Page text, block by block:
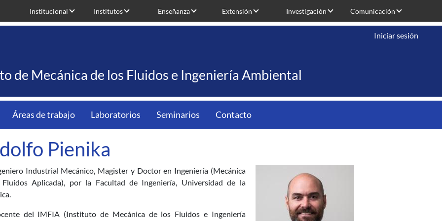
Institucional Institutos Enseñanza Extensión Investigación Comunicación
de Mecánica de los Fluidos e Ingeniería Ambiental
Iniciar sesión
Áreas de trabajo Laboratorios Seminarios Contacto
Pienika
Industrial Mecánico, Magister y Doctor en Ingeniería (Mecánica
Aplicada), por la Facultad de Ingeniería, Universidad de la
del IMFIA (Instituto de Mecánica de los Fluidos e Ingeniería